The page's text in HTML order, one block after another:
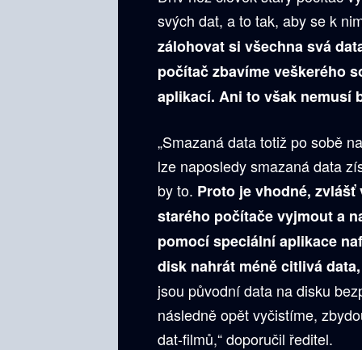
svých dat, a to tak, aby se k
zálohovat si všechna svá
počítač zbavíme veškerého
aplikací. Ani to však nemusí
„Smazaná data totiž po sobě
lze naposledy smazaná data
by to. Proto je vhodné,
starého počítače vyjmout a
pomocí speciální aplikace
disk nahrát méně citlivá
jsou původní data na disku
následně opět vyčistíme,
dat-filmů,“ doporučil ředitel.